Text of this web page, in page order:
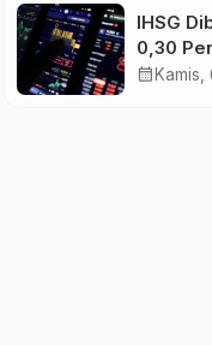
IHSG
0,30
Saham
calendar_month